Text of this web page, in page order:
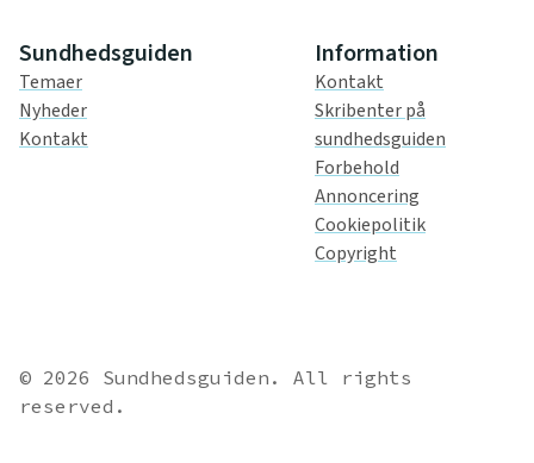
Sundhedsguiden
Temaer
Nyheder
Kontakt
Information
Kontakt
Skribenter på
sundhedsguiden
Forbehold
Annoncering
Cookiepolitik
Copyright
© 2026 Sundhedsguiden. All rights
reserved.